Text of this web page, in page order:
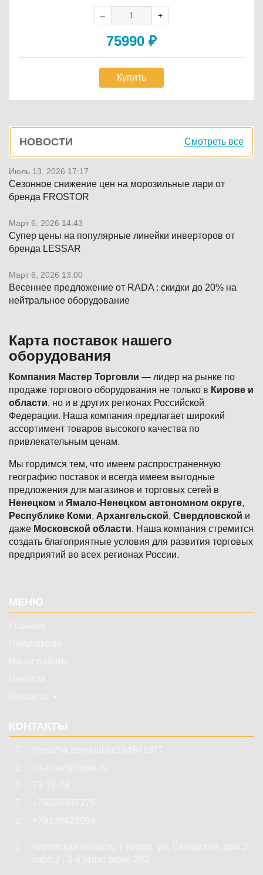
75990 ₽
Купить
Боковая
панель
НОВОСТИ Смотреть все
Июль 13, 2026 17:17
Сезонное снижение цен на морозильные лари от
бренда FROSTOR
Март 6, 2026 14:43
Супер цены на популярные линейки инверторов от
бренда LESSAR
Март 6, 2026 13:00
Весеннее предложение от RADA : скидки до 20% на
нейтральное оборудование
Карта поставок нашего
оборудования
Компания Мастер Торговли — лидер на рынке по
продаже торгового оборудования не только в Кирове и
области, но и в других регионах Российской
Федерации. Наша компания предлагает широкий
ассортимент товаров высокого качества по
привлекательным ценам.
Мы гордимся тем, что имеем распространенную
географию поставок и всегда имеем выгодные
предложения для магазинов и торговых сетей в
Ненецком и Ямало-Ненецком автономном округе,
Республике Коми, Архангельской, Свердловской и
даже Московской области. Наша компания стремится
создать благоприятные условия для развития торговых
предприятий во всех регионах России.
МЕНЮ
КОНТАКТЫ